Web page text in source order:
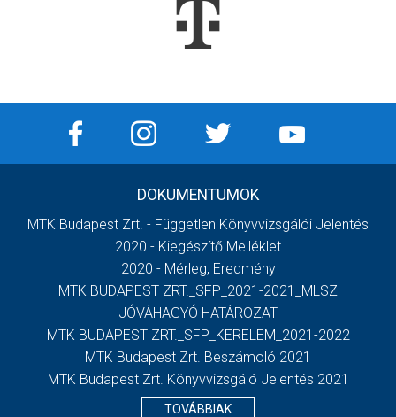
DOKUMENTUMOK
MTK Budapest Zrt. - Független Könyvvizsgálói Jelentés
2020 - Kiegészítő Melléklet
2020 - Mérleg, Eredmény
MTK BUDAPEST ZRT._SFP_2021-2021_MLSZ
JÓVÁHAGYÓ HATÁROZAT
MTK BUDAPEST ZRT._SFP_KERELEM_2021-2022
MTK Budapest Zrt. Beszámoló 2021
MTK Budapest Zrt. Könyvvizsgáló Jelentés 2021
TOVÁBBIAK